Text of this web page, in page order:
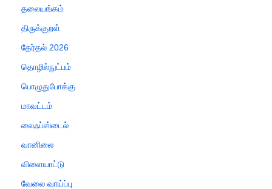
தலையங்கம்
திருக்குறள்
தேர்தல் 2026
தொழில்நுட்பம்
பொழுதுபோக்கு
மாவட்டம்
லைஃப்ஸ்டைல்
வானிலை
விளையாட்டு
வேலை வாய்ப்பு